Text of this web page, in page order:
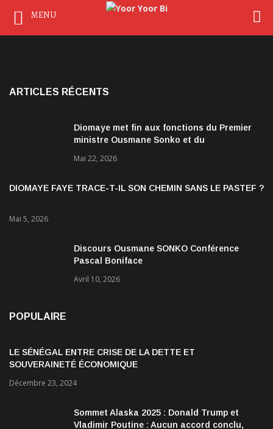
ARTICLES RÉCENTS
Diomaye met fin aux fonctions du Premier
ministre Ousmane Sonko et du
Mai 22, 2026
DIOMAYE FAYE TRACE-T-IL SON CHEMIN SANS LE PASTEF ?
Mai 5, 2026
Discours Ousmane SONKO Conférence
Pascal Boniface
Avril 10, 2026
POPULAIRE
LE SÉNÉGAL ENTRE CRISE DE LA DETTE ET
SOUVERAINETÉ ÉCONOMIQUE
Décembre 23, 2024
Sommet Alaska 2025 : Donald Trump et
Vladimir Poutine : Aucun accord conclu,
MENU